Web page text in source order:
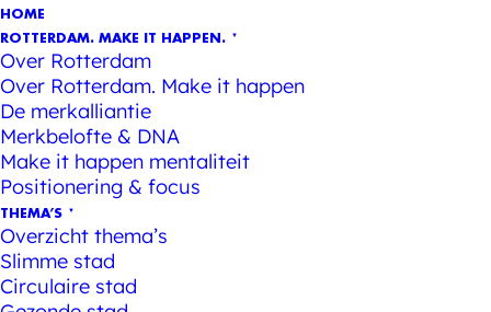
HOME
ROTTERDAM. MAKE IT HAPPEN.
Over Rotterdam
Over Rotterdam. Make it happen
De merkalliantie
Merkbelofte & DNA
Make it happen mentaliteit
Positionering & focus
THEMA’S
Overzicht thema’s
Slimme stad
Circulaire stad